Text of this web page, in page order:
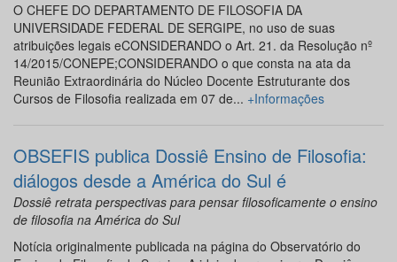
O CHEFE DO DEPARTAMENTO DE FILOSOFIA DA
UNIVERSIDADE FEDERAL DE SERGIPE, no uso de suas
atribuições legais eCONSIDERANDO o Art. 21. da Resolução nº
14/2015/CONEPE;CONSIDERANDO o que consta na ata da
Reunião Extraordinária do Núcleo Docente Estruturante dos
Cursos de Filosofia realizada em 07 de... +Informações
OBSEFIS publica Dossiê Ensino de Filosofia:
diálogos desde a América do Sul é
Dossiê retrata perspectivas para pensar filosoficamente o ensino
de filosofia na América do Sul
Notícia originalmente publicada na página do Observatório do